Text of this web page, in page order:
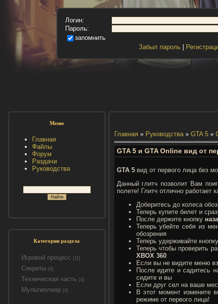
Логин:
Пароль:
запомнить
Забыл пароль|
Меню
Главная
Файлы
Форум
Раздачи
Руководства
Категории раздела
Игровой процесс [11]
Секреты [6]
Техническая часть [4]
Мультиплеер [3]
Главная» Руководства» GTA 5»
GTA 5 и GTA Online вид от
GTA 5вид от первого лица без
Данный глитч позволит Вам
полете! Глитч отлично работает
Доберитесь до колеса
Теперь купите билет и
После держите кнопку
Теперь убейте себя из
обозрения
Теперь удерживайте
Теперь чтобы проверить
XBOX 360
Если вы не видите меню
После идите и садитесь
сидите и вы
Если друг сел на ваше
В этот момент измените
режиме от первого лица!